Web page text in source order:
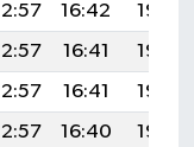
16:42
19:46
16:41
19:44
16:41
19:43
16:40
19:42